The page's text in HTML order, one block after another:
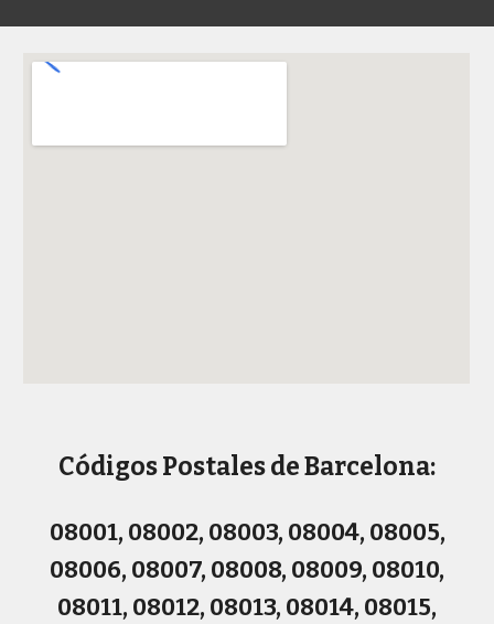
Códigos Postales de Barcelona:
08001, 08002, 08003, 08004, 08005,
08006, 08007, 08008, 08009, 08010,
08011, 08012, 08013, 08014, 08015,